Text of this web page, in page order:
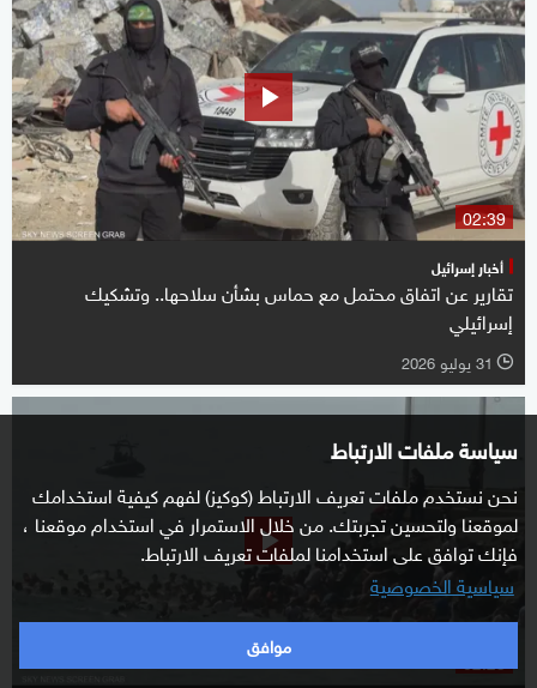
سياسة ملفات الارتباط
نحن نستخدم ملفات تعريف الارتباط (كوكيز) لفهم كيفية استخدامك
لموقعنا ولتحسين تجربتك. من خلال الاستمرار في استخدام موقعنا ،
فإنك توافق على استخدامنا لملفات تعريف الارتباط.
سياسية الخصوصية
موافق
02:39
أخبار إسرائيل
تقارير عن اتفاق محتمل مع حماس بشأن سلاحها.. وتشكيك
إسرائيلي
l 31 يوليو 2026